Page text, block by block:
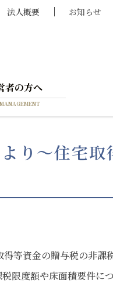
法人概要 お知らせ
者の方へ
り～住宅
等資金の贈与税の非課
限度額や床面積要件に